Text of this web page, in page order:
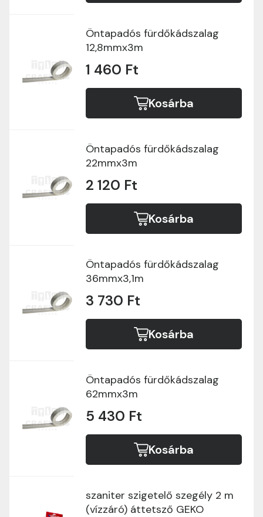
Öntapadós fürdőkádszalag
12,8mmx3m
1 460 Ft
Kosárba
Öntapadós fürdőkádszalag
22mmx3m
2 120 Ft
Kosárba
Öntapadós fürdőkádszalag
36mmx3,1m
3 730 Ft
Kosárba
Öntapadós fürdőkádszalag
62mmx3m
5 430 Ft
Kosárba
szaniter szigetelő szegély 2 m
(vízzáró) áttetsző GEKO